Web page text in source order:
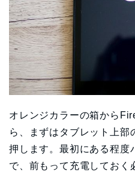
オレンジカラーの箱から
ら、まずはタブレット上部
押します。最初にある程度
で、前もって充電しておく